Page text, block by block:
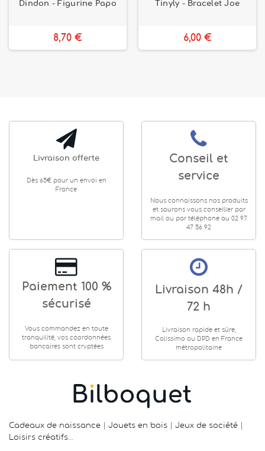
Dindon - Figurine Papo
8,70 €
Tinyly - Bracelet Joe
6,00 €
Livraison offerte
Dès 65€ pour un envoi en
France
Conseil et
service
Nous connaissons nos produits
et saurons vous conseiller par
mail ou par téléphone au 02 97
47 56 92
Paiement 100 %
sécurisé
Vous commandez en toute
tranquilité, vos coordonnées
bancaires sont cryptées
Livraison 48h /
72 h
Livraison rapide et sûre,
Colissimo ou DPD en France
métropolitaine
Cadeaux de naissance Jouets en bois Jeux de société
Loisirs créatifs…